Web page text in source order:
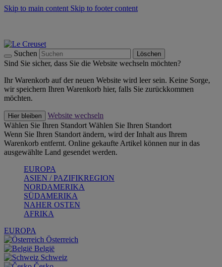
Skip to main content Skip to footer content
Suchen Löschen
Sind Sie sicher, dass Sie die Website wechseln möchten?
Ihr Warenkorb auf der neuen Website wird leer sein. Keine Sorge,
wir speichern Ihren Warenkorb hier, falls Sie zurückkommen
möchten.
Hier bleiben
Website wechseln
Wählen Sie Ihren Standort Wählen Sie Ihren Standort
Wenn Sie Ihren Standort ändern, wird der Inhalt aus Ihrem
Warenkorb entfernt. Online gekaufte Artikel können nur in das
ausgewählte Land gesendet werden.
EUROPA
ASIEN / PAZIFIKREGION
NORDAMERIKA
SÜDAMERIKA
NAHER OSTEN
AFRIKA
EUROPA
Österreich
België
Schweiz